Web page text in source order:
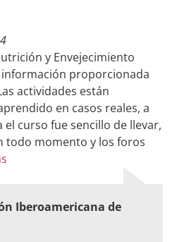
y Envejecimiento
proporcionada
actividades están
en casos reales, a
curso fue sencillo de llevar,
todo momento y los foros
Iberoamericana de